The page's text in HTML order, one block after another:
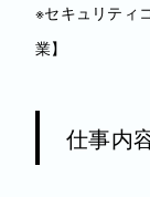
※セキュリティ
業】
仕事内